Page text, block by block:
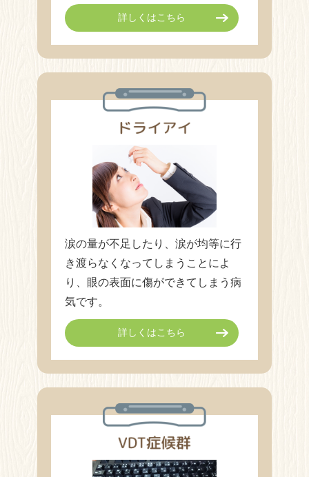
詳しくはこちら
涙の量が不足したり、涙が均等に行
き渡らなくなってしまうことによ
り、眼の表面に傷ができてしまう病
気です。
詳しくはこちら